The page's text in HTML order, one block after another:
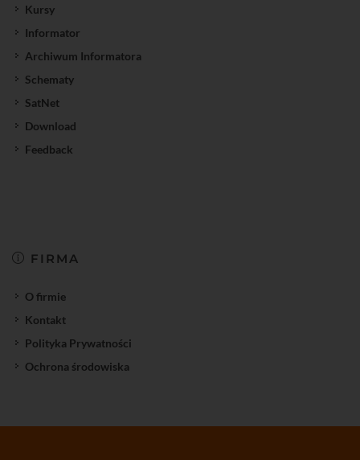
Kursy
Informator
Archiwum Informatora
Schematy
SatNet
Download
Feedback
FIRMA
O firmie
Kontakt
Polityka Prywatności
Ochrona środowiska